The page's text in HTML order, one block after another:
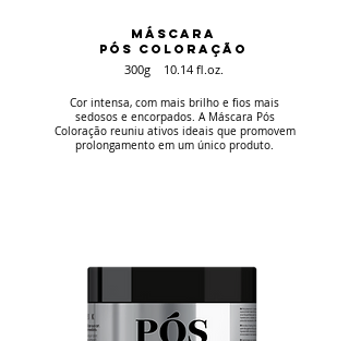
MÁSCARA
PÓS COLORAÇÃO
300g 10.14 fl.oz.
Cor intensa, com mais brilho e fios mais
sedosos e encorpados. A Máscara Pós
Coloração reuniu ativos ideais que promovem
prolongamento em um único produto.